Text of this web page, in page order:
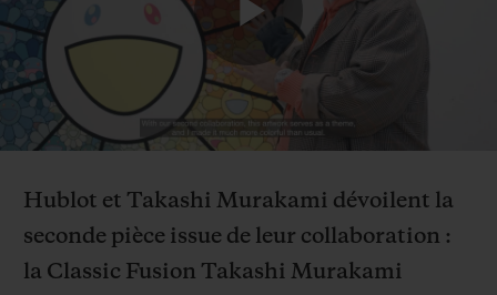
Play
Hublot et Takashi Murakami dévoilent la
seconde pièce issue de leur collaboration :
la Classic Fusion Takashi Murakami
LIVRAISON ET RETOURS GRATUITS
PAIEMENT SÉCURISÉ